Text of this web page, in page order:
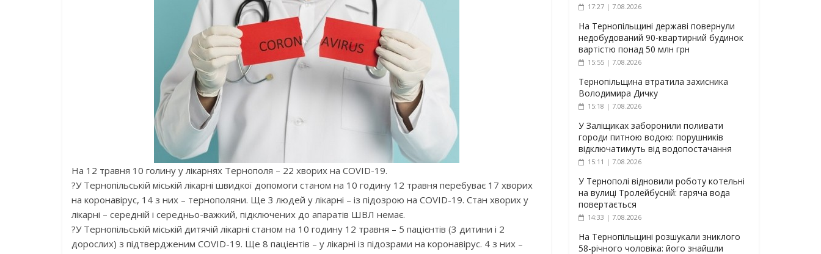
На 12 травня 10 голину у лікарнях Тернополя – 22 хворих на COVID-19.
?У Тернопільській міській лікарні швидкої допомоги станом на 10 годину 12 травня перебуває 17 хворих
на коронавірус, 14 з них – тернополяни. Ще 3 людей у лікарні – із підозрою на COVID-19. Стан хворих у
лікарні – середній і середньо-важкий, підключених до апаратів ШВЛ немає.
?У Тернопільській міській дитячій лікарні станом на 10 годину 12 травня – 5 пацієнтів (3 дитини і 2
дорослих) з підтвердженим COVID-19. Ще 8 пацієнтів – у лікарні із підозрами на коронавірус. 4 з них –
17:27 | 7.08.2026
На Тернопільщині державі повернули
недобудований 90-квартирний будинок
вартістю понад 50 млн грн
15:55 | 7.08.2026
Тернопільщина втратила захисника
Володимира Дичку
15:18 | 7.08.2026
У Заліщиках заборонили поливати
городи питною водою: порушників
відключатимуть від водопостачання
15:11 | 7.08.2026
У Тернополі відновили роботу котельні
на вулиці Тролейбусній: гаряча вода
повертається
14:33 | 7.08.2026
На Тернопільщині розшукали зниклого
58-річного чоловіка: його знайшли